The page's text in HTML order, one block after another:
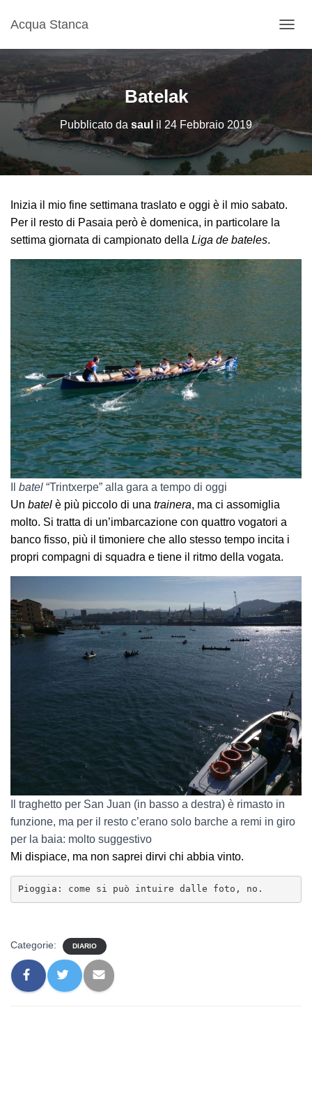
Acqua Stanca
A
I
N
G
Batelak
Pubblicato da saul il 24 Febbraio 2019
Inizia il mio fine settimana traslato e oggi è il mio sabato.
Per il resto di Pasaia però è domenica, in particolare la
settima giornata di campionato della Liga de bateles.
batel “Trintxerpe” alla gara a tempo di oggi
Un batel è più piccolo di una trainera, ma ci assomiglia
molto. Si tratta di un’imbarcazione con quattro vogatori a
banco fisso, più il timoniere che allo stesso tempo incita i
propri compagni di squadra e tiene il ritmo della vogata.
Il traghetto per San Juan (in basso a destra) è rimasto in
funzione, ma per il resto c’erano solo barche a remi in giro
per la baia: molto suggestivo
Mi dispiace, ma non saprei dirvi chi abbia vinto.
Pioggia: come si può intuire dalle foto, no.
Categorie: DIARIO